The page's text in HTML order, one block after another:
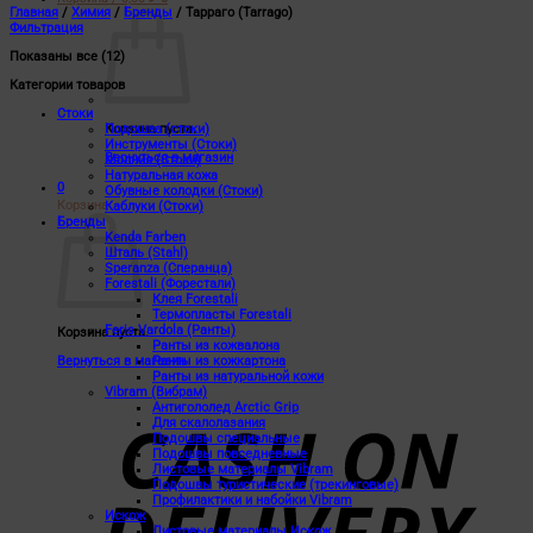
Корзина пуста.
Вернуться в магазин
0
Корзина
Корзина пуста.
Вернуться в магазин
Главная / Химия / Бренды / Тарраго (Tarrago)
Фильтрация
Показаны все (12)
Категории товаров
Стоки
Подошва (стоки)
Инструменты (Стоки)
Молния (Стоки)
Натуральная кожа
Обувные колодки (Стоки)
Каблуки (Стоки)
Бренды
Kenda Farben
Шталь (Stahl)
Speranza (Сперанца)
Forestali (Форестали)
Клея Forestali
Термопласты Forestali
Feris Vardola (Ранты)
Ранты из кожвалона
Ранты из кожкартона
Ранты из натуральной кожи
Vibram (Вибрам)
Антигололед Arctic Grip
Для скалолазания
Подошвы специальные
Подошвы повседневные
Листовые материалы Vibram
Подошвы туристические (трекинговые)
Профилактики и набойки Vibram
Искож